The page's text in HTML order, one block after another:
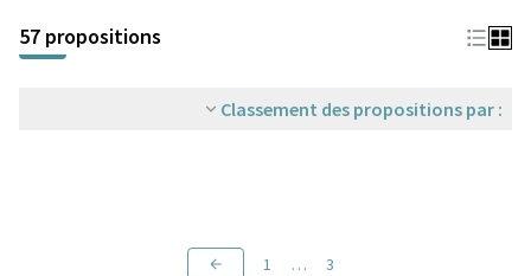
57 propositions
Classement des propositions par :
1 … 3